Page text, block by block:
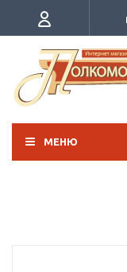
МЕНЮ